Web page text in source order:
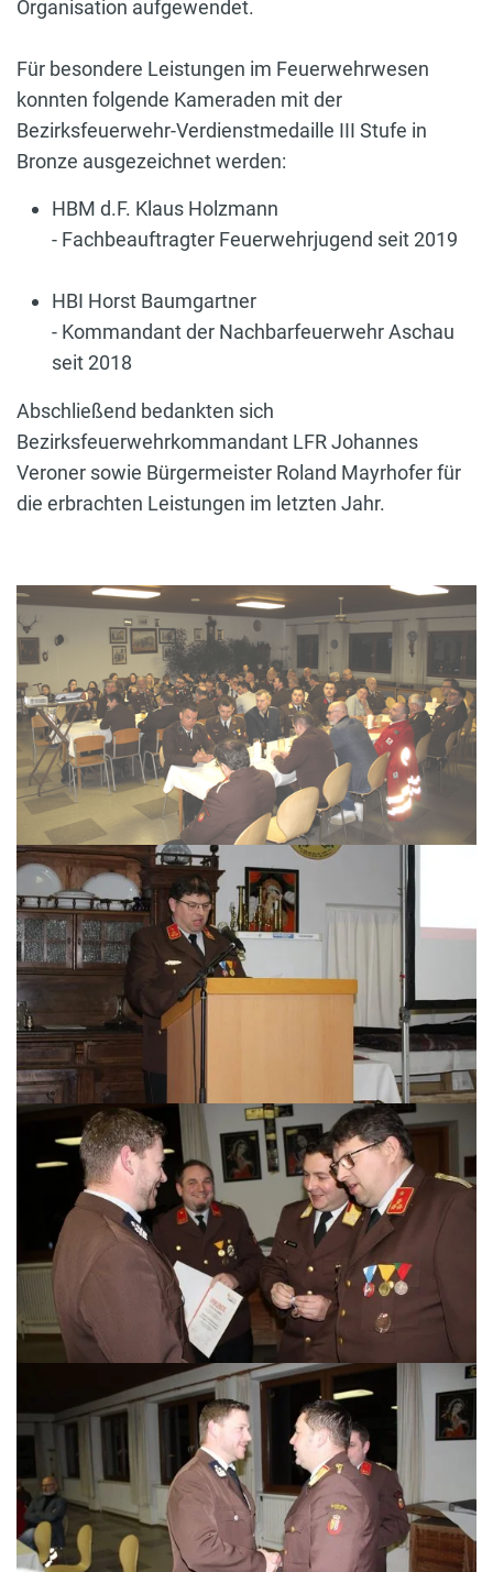
Organisation aufgewendet.
Für besondere Leistungen im Feuerwehrwesen
konnten folgende Kameraden mit der
Bezirksfeuerwehr-Verdienstmedaille III Stufe in
Bronze ausgezeichnet werden:
HBM d.F. Klaus Holzmann
- Fachbeauftragter Feuerwehrjugend seit 2019
HBI Horst Baumgartner
- Kommandant der Nachbarfeuerwehr Aschau
seit 2018
Abschließend bedankten sich
Bezirksfeuerwehrkommandant LFR Johannes
Veroner sowie Bürgermeister Roland Mayrhofer für
die erbrachten Leistungen im letzten Jahr.